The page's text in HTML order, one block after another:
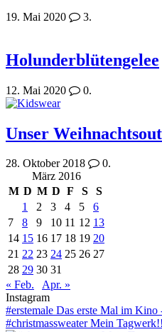
19. Mai 2020 3.
Holunderblütengelee
12. Mai 2020 0.
Unser
28. Oktober 2018
0.
März 2016
M D M D F S
S
1
2 3 4 5
6
7
8 9 10 11 12 13
14 15 16 17 18 19 20
21 22 23 24 25 26 27
28 29 30 31
« Feb.
Apr. »
Instagram
#erstemale Das erste Mal im Kino
#christmassweater Mein